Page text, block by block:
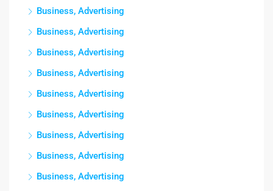
Business, Advertising
Business, Advertising
Business, Advertising
Business, Advertising
Business, Advertising
Business, Advertising
Business, Advertising
Business, Advertising
Business, Advertising